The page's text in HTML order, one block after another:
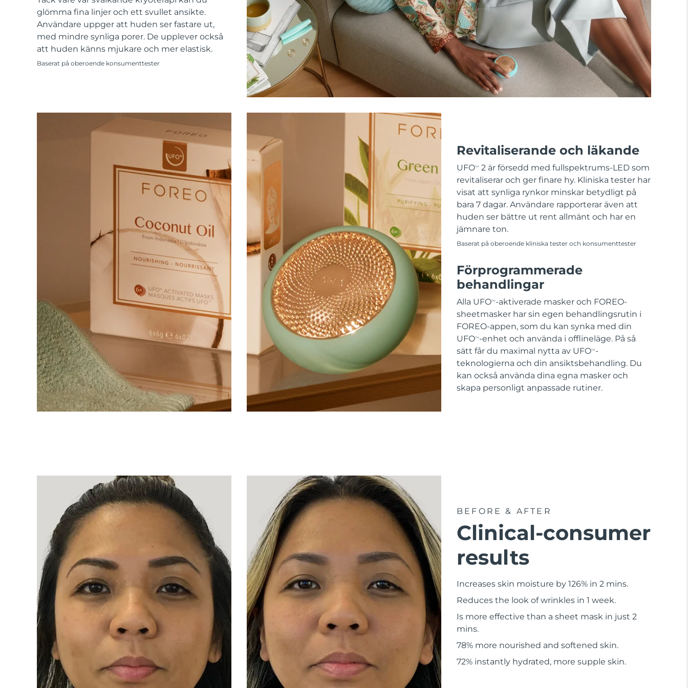
glömma fina linjer och ett svullet ansikte.
Användare uppger att huden ser fastare ut,
med mindre synliga porer. De upplever också
att huden känns mjukare och mer elastisk.
Baserat på oberoende konsumenttester
Revitaliserande och läkande
UFOTM
2 är försedd med fullspektrums-LED som
revitaliserar och ger finare hy. Kliniska tester har
visat att synliga rynkor minskar betydligt på
bara 7 dagar. Användare rapporterar även att
huden ser bättre ut rent allmänt och har en
jämnare ton.
Baserat på oberoende kliniska tester och konsumenttester
Förprogrammerade
behandlingar
Alla UFOTM -aktiverade masker och FOREO-
sheetmasker har sin egen behandlingsrutin i
FOREO-appen, som du kan synka med din
UFOTM -enhet och använda i offlineläge. På så
sätt får du maximal nytta av UFOTM -
teknologierna och din ansiktsbehandling. Du
kan också använda dina egna masker och
skapa personligt anpassade rutiner.
BEFORE & AFTER
Clinical-consumer
results
Increases skin moisture by 126% in 2 mins.
Reduces the look of wrinkles in 1 week.
Is more effective than a sheet mask in just 2
mins.
78% more nourished and softened skin.
72% instantly hydrated, more supple skin.
All acne treatment devices
All revitalizing eye massagers
KIWI™-hudvård
Advanced pore care essentials
Serum
For healthy hair
issa™ Teeth Whitening Gel
18% PAP
Kosmetika Man